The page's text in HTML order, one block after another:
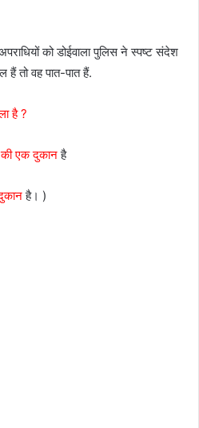
को डोईवाला पुलिस ने स्पष्ट संदेश
हैं तो वह पात-पात हैं.
है ?
की एक दुकानहै
है। )